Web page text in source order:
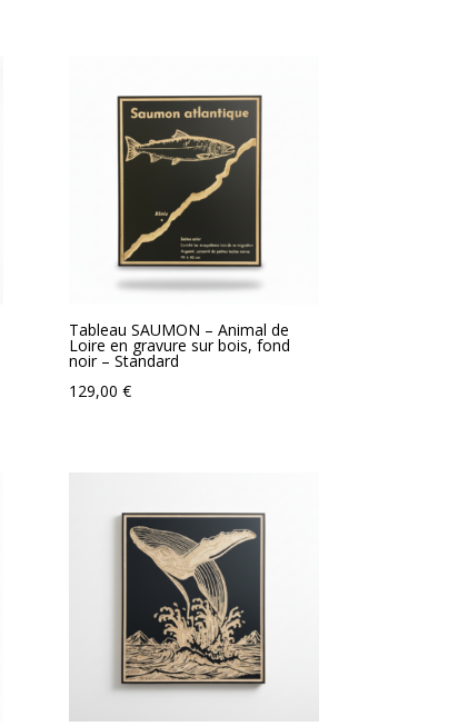
Tableau SAUMON – Animal de
Loire en gravure sur bois, fond
noir – Standard
129,00€